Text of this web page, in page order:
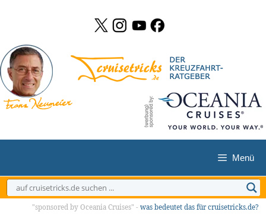
springen
Menü
"sponsored by Oceania Cruises" - was bedeutet das für cruisetricks.de?